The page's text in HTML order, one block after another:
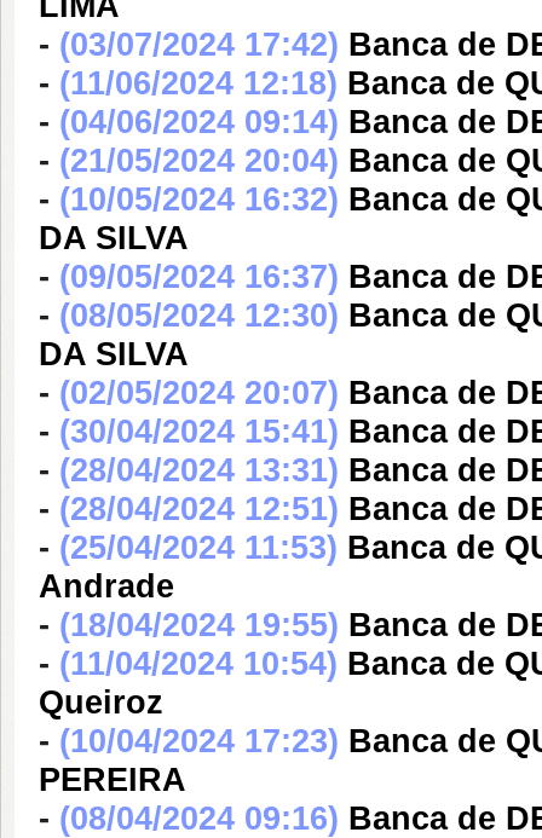
- (03/07/2024 17:42) Banca de
- (11/06/2024 12:18) Banca de
- (04/06/2024 09:14) Banca de
- (21/05/2024 20:04) Banca de
- (10/05/2024 16:32) Banca de
DA SILVA
- (09/05/2024 16:37) Banca de
- (08/05/2024 12:30) Banca de
DA SILVA
- (02/05/2024 20:07) Banca de
- (30/04/2024 15:41) Banca de
- (28/04/2024 13:31) Banca de
- (28/04/2024 12:51) Banca de
- (25/04/2024 11:53) Banca de
Andrade
- (18/04/2024 19:55) Banca de
- (11/04/2024 10:54) Banca de
Queiroz
- (10/04/2024 17:23) Banca de
PEREIRA
- (08/04/2024 09:16) Banca de